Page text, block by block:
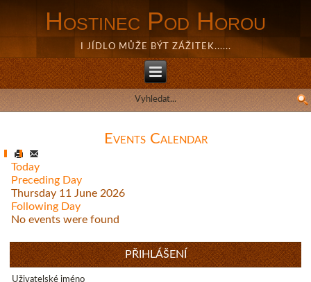
Hostinec Pod Horou
I JÍDLO MŮŽE BÝT ZÁŽITEK......
Events Calendar
Today
Preceding Day
Thursday 11 June 2026
Following Day
No events were found
PŘIHLÁŠENÍ
Uživatelské jméno